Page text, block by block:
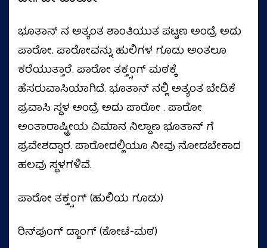
ಭೂತಾನ್ ನ ಅತ್ಯಂತ ಶಾಂತಿಯುತ ಪಟ್ಟಣ ಅಂದ್ರೆ ಅದು
ಪಾರೋ. ಪಾರೋವನ್ನು ಹುಲಿಗಳ ಗೂಡು ಅಂತಲೂ
ಕರೆಯುತ್ತಾರೆ. ಪಾರೋ ತಕ್ತ್ಸಂಗ್ ಮಠಕ್ಕೆ
ಹೆಸರುವಾಸಿಯಾಗಿದೆ. ಭೂತಾನ್ ನಲ್ಲಿ ಅತ್ಯಂತ ಬೇಡಿಕೆ
ಪ್ರವಾಸಿ ಸ್ಥಳ ಅಂದ್ರೆ ಅದು ಪಾರೋ . ಪಾರೋ
ಅಂತಾರಾಷ್ಟ್ರೀಯ ವಿಮಾನ ನಿಲ್ದಾಣ ಭೂತಾನ್ ಗೆ
ಪ್ರವೇಶದ್ವಾರ. ಪಾರೋದಲ್ಲಿಯೂ ನೀವು ನೋಡಬೇಕಾದ
ಹಲವು ಸ್ಥಳಗಳಿವೆ.
ಪಾರೋ ತಕ್ತ್ಸಂಗ್ (ಹುಲಿಯ ಗೂಡು)
ರಿನ್‌ಪುಂಗ್ ಡ್ಜಾಂಗ್ (ಕೋಟೆ-ಮಠ)